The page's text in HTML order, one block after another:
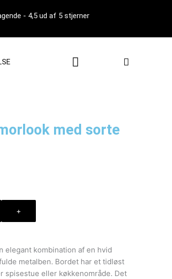
- 4,5 ud af 5 stjerner
Kurv
med sorte
+
elegant kombination af en hvid
metalben. Bordet har et tidløst
spisestue eller køkkenområde. Det